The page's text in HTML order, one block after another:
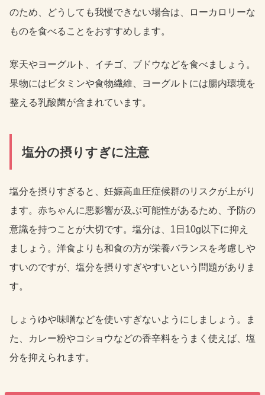
のため、どうしても我慢できない場合は、ローカロリーな
ものを食べることをおすすめします。
寒天やヨーグルト、イチゴ、ブドウなどを食べましょう。
果物にはビタミンや食物繊維、ヨーグルトには腸内環境を
整える乳酸菌が含まれています。
塩分の摂りすぎに注意
塩分を摂りすぎると、妊娠高血圧症候群のリスクが上がり
ます。赤ちゃんに悪影響が及ぶ可能性があるため、予防の
意識を持つことが大切です。塩分は、1日10g以下に抑え
ましょう。洋食よりも和食の方が栄養バランスを考慮しや
すいのですが、塩分を摂りすぎやすいという問題がありま
す。
しょうゆや味噌などを使いすぎないようにしましょう。ま
た、カレー粉やコショウなどの香辛料をうまく使えば、塩
分を抑えられます。